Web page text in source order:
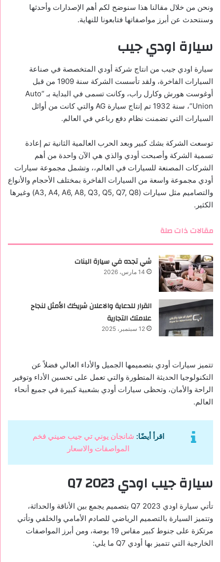
ونحن من خلال مقالنا هذا سنوضح لكم أهم الإصدارات وأحدثها
وسنتحدث عن أبرز مواصفاتها فتابعونا للنهاية.
سيارة اودي جيب
سيارة اودي جيب من انتاج شركة أودي المتخصصة في صناعة
السيارات الفاخرة، ولقد تأسست الشركة سنة 1909 من قبل
أوغوست هورش وكارل راب، وكانت تسمى في البداية بـ “Auto
Union“، سنة 1932 تم إنتاج سيارة AG والتي كانت من أوائل
السيارات التي تضمنت نظام دفع رباعي في العالم.
توسعت الشركة بشك كبير وبعد الحرب العالمية الثانية تم إعادة
تسمية الشركة وأصبحت أودي والذي هي الآن واحدة من أهم
الشركات المصنعة للسيارات في العالم،، وتشمل مجموعة سيارات
أودي مجموعة واسعة من السيارات الفاخرة بمختلف الأحجام والأنواع
والتصاميم مثل سيارات (A3, A4, A6, A8, Q3, Q5, Q7, Q8) وغيرها
الكثير.
مقالات ذات صلة
شي تجده في سيارة البنات
14 مارس، 2026
القرار للدعاية والاعلان شريكك الأمثل لنجاح
علامتك التجارية
12 سبتمبر، 2025
تتميز سيارات أودي بتصميمها الجميل والأداء العالي فضلاً عن
التكنولوجيا الحديثة المتطورة والتي تعمل على تحسين الأداء وتوفير
الراحة والأمان، وتحظى سيارات أودي بشعبية كبيرة في جميع أنحاء
العالم.
اقرأ أيضًا: شانجان يوني تي جيب صيني فخم
المواصفات والاسعار
سيارة جيب اوديQ7 2023
تأتي سيارة اودي Q7 2023 بتصميم يجمع بين الأناقة والحداثة،
وتتميز السيارة بالتصميم الرياضي للصادم الأمامي والخلفي وتأتي
مرتكزة على جنوط كبير مقاس 19 بوصة، ومن أبرز المواصفات
الخارجية التي تتميز بها أودي Q7 ما يلي: